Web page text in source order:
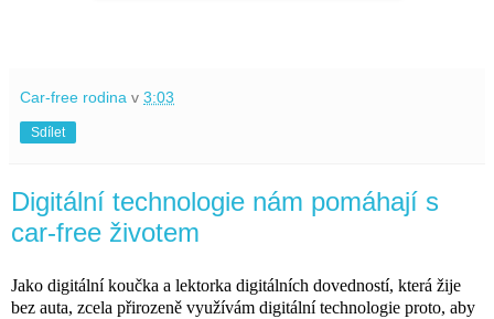
Car-free rodina v 3:03
Sdílet
Digitální technologie nám pomáhají s
car-free životem
Jako digitální koučka a lektorka digitálních dovedností, která žije
bez auta, zcela přirozeně využívám digitální technologie proto, aby